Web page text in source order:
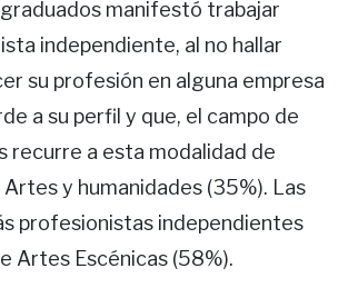
manifestó trabajar
independiente, al no hallar
su profesión en alguna empresa
a su perfil y que, el campo de
recurre a esta modalidad de
y humanidades (35%). Las
profesionistas independientes
Artes Escénicas (58%).